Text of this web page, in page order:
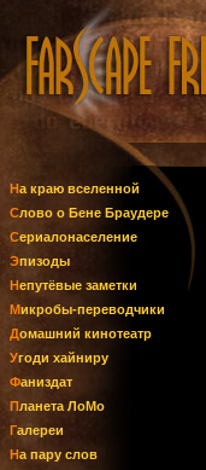
На краю вселенной
Слово о Бене Браудере
Сериалонаселение
Эпизоды
Непутёвые заметки
Микробы-переводчики
Домашний кинотеатр
Угоди хайниру
Фаниздат
Планета ЛоМо
Галереи
На пару слов